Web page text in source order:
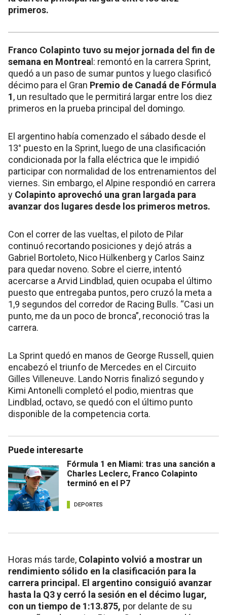
primeros.
Franco Colapinto tuvo su mejor jornada del fin de
semana en Montrea l: remontó en la carrera Sprint,
quedó a un paso de sumar puntos y luego clasificó
décimo para el Gran Premio de Canadá de Fórmula
1, un resultado que le permitirá largar entre los diez
primeros en la prueba principal del domingo.
El argentino había comenzado el sábado desde el
13° puesto en la Sprint, luego de una clasificación
condicionada por la falla eléctrica que le impidió
participar con normalidad de los entrenamientos del
viernes. Sin embargo, el Alpine respondió en carrera
y Colapinto aprovechó una gran largada para
avanzar dos lugares desde los primeros metros.
Con el correr de las vueltas, el piloto de Pilar
continuó recortando posiciones y dejó atrás a
Gabriel Bortoleto, Nico Hülkenberg y Carlos Sainz
para quedar noveno. Sobre el cierre, intentó
acercarse a Arvid Lindblad, quien ocupaba el último
puesto que entregaba puntos, pero cruzó la meta a
1,9 segundos del corredor de Racing Bulls. “Casi un
punto, me da un poco de bronca”, reconoció tras la
carrera.
La Sprint quedó en manos de George Russell, quien
encabezó el triunfo de Mercedes en el Circuito
Gilles Villeneuve. Lando Norris finalizó segundo y
Kimi Antonelli completó el podio, mientras que
Lindblad, octavo, se quedó con el último punto
disponible de la competencia corta.
Puede interesarte
Fórmula 1 en Miami: tras una sanción a
Charles Leclerc, Franco Colapinto
terminó en el P7
DEPORTES
Horas más tarde, Colapinto volvió a mostrar un
rendimiento sólido en la clasificación para la
carrera principal. El argentino consiguió avanzar
hasta la Q3 y cerró la sesión en el décimo lugar,
con un tiempo de 1:13.875, por delante de su